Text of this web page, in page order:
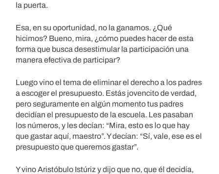
la puerta.
Esa, en su oportunidad, no la ganamos. ¿Qué
hicimos? Bueno, mira, ¿cómo puedes hacer de esta
forma que busca desestimular la participación una
manera efectiva de participar?
Luego vino el tema de eliminar el derecho a los padres
a escoger el presupuesto. Estás jovencito de verdad,
pero seguramente en algún momento tus padres
decidían el presupuesto de la escuela. Les pasaban
los números, y les decían: “Mira, esto es lo que hay
que gastar aquí, maestro”. Y decían: “Sí, vale, ese es el
presupuesto que queremos gastar”.
Y vino Aristóbulo Istúriz y dijo que no, que él decidía,